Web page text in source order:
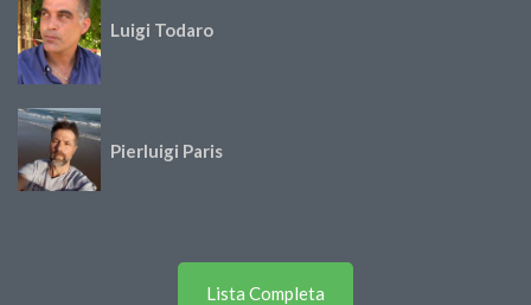
Luigi Todaro
Pierluigi Paris
Lista Completa